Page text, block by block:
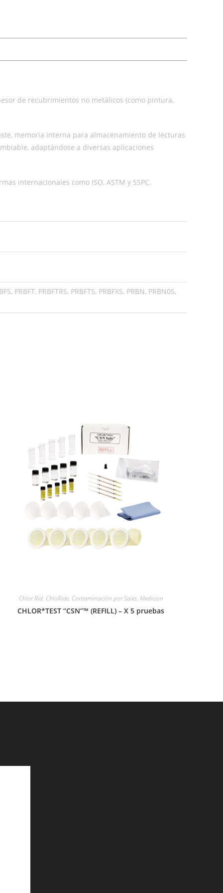
de recubrimientos no metálicos (como pintura,
memoria interna para almacenamiento de lecturas
adaptándose a diversas aplicaciones
internacionales como ISO, ASTM y SSPC.
PRBFT, PRBFTRS, PRBFTS, PRBFXS, PRBN, PRBN0S,
Chlor Rid, ChloRide, Contaminación por Sales, Medicion
CHLOR*TEST “CSN”™ (REFILL) – X 5 pruebas